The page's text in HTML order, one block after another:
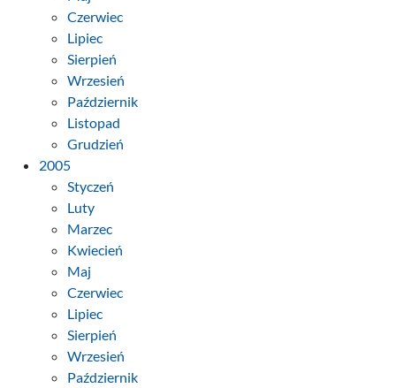
Czerwiec
Lipiec
Sierpień
Wrzesień
Październik
Listopad
Grudzień
2005
Styczeń
Luty
Marzec
Kwiecień
Maj
Czerwiec
Lipiec
Sierpień
Wrzesień
Październik